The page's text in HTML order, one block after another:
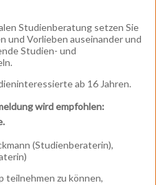
Studienberatung setzen Sie
und Vorlieben auseinander und
Studien- und
ab 16 Jahren.
wird empfohlen:
(Studienberaterin),
teilnehmen zu können,